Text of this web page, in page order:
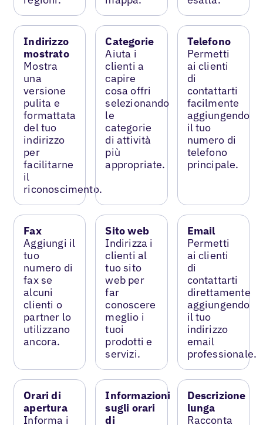
Indirizzo
mostrato
Mostra
una
versione
pulita e
formattata
del tuo
indirizzo
per
facilitarne
il
riconoscimento.
Categorie
Aiuta i
clienti a
capire
cosa offri
selezionando
le
categorie
di attività
più
appropriate.
Telefono
Permetti
ai clienti
di
contattarti
facilmente
aggiungendo
il tuo
numero di
telefono
principale.
Fax
Aggiungi il
tuo
numero di
fax se
alcuni
clienti o
partner lo
utilizzano
ancora.
Sito web
Indirizza i
clienti al
tuo sito
web per
far
conoscere
meglio i
tuoi
prodotti e
servizi.
Email
Permetti
ai clienti
di
contattarti
direttamente
aggiungendo
il tuo
indirizzo
email
professionale.
Orari di
apertura
Informa i
Informazioni
sugli orari
di
Descrizione
lunga
Racconta